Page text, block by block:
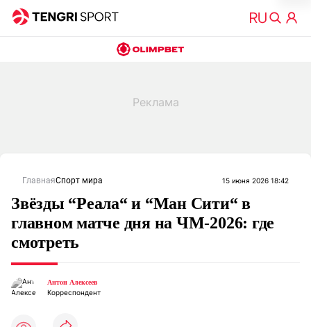
ГлавнаяСпорт мира 15 июня 2026 18:42
Звёзды “Реала“ и “Ман Сити“ в
главном матче дня на ЧМ-2026: где
смотреть
Антон Алексеев
Корреспондент